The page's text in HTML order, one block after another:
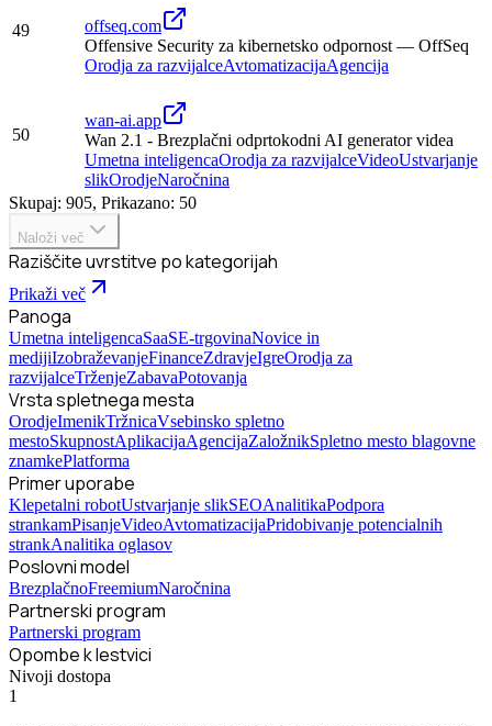
49
offseq.com
Offensive Security za kibernetsko odpornost — OffSeq
Orodja za razvijalceAvtomatizacijaAgencija
50
wan-ai.app
Wan 2.1 - Brezplačni odprtokodni AI generator videa
Umetna inteligencaOrodja za razvijalceVideoUstvarjanje
slikOrodjeNaročnina
Skupaj: 905, Prikazano: 50
Naloži več
Raziščite uvrstitve po kategorijah
Prikaži več
Panoga
Umetna inteligencaSaaSE-trgovinaNovice in
medijiIzobraževanjeFinanceZdravjeIgreOrodja za
razvijalceTrženjeZabavaPotovanja
Vrsta spletnega mesta
OrodjeImenikTržnicaVsebinsko spletno
mestoSkupnostAplikacijaAgencijaZaložnikSpletno mesto blagovne
znamkePlatforma
Primer uporabe
Klepetalni robotUstvarjanje slikSEOAnalitikaPodpora
strankamPisanjeVideoAvtomatizacijaPridobivanje potencialnih
strankAnalitika oglasov
Poslovni model
BrezplačnoFreemiumNaročnina
Partnerski program
Partnerski program
Opombe k lestvici
Nivoji dostopa
1